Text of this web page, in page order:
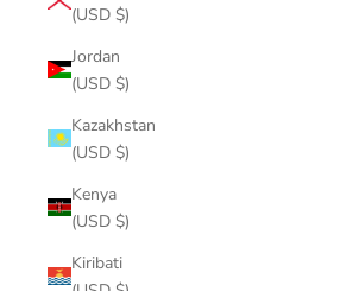
(USD $)
Jordan
(USD $)
Kazakhstan
(USD $)
Kenya
(USD $)
Kiribati